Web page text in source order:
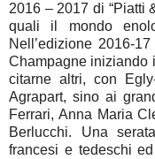
2016 – 2017 di “Piatti
quali il mondo
Nell’edizione 2016-
Champagne iniziando
citarne altri, con
Agrapart, sino ai
Ferrari, Anna Maria
Berlucchi. Una
francesi e tedeschi